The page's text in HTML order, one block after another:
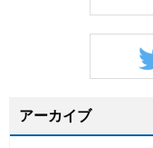
アーカイブ